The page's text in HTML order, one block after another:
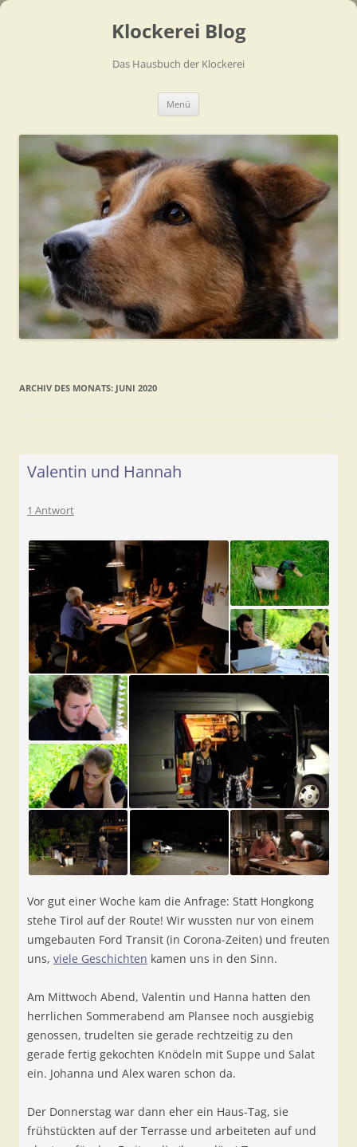
Klockerei Blog
Das Hausbuch der Klockerei
Menü
ARCHIV DES MONATS: JUNI 2020
Valentin und Hannah
1 Antwort
Vor gut einer Woche kam die Anfrage: Statt Hongkong
stehe Tirol auf der Route! Wir wussten nur von einem
umgebauten Ford Transit (in Corona-Zeiten) und freuten
uns, viele Geschichten kamen uns in den Sinn.
Am Mittwoch Abend, Valentin und Hanna hatten den
herrlichen Sommerabend am Plansee noch ausgiebig
genossen, trudelten sie gerade rechtzeitig zu den
gerade fertig gekochten Knödeln mit Suppe und Salat
ein. Johanna und Alex waren schon da.
Der Donnerstag war dann eher ein Haus-Tag, sie
frühstückten auf der Terrasse und arbeiteten auf und